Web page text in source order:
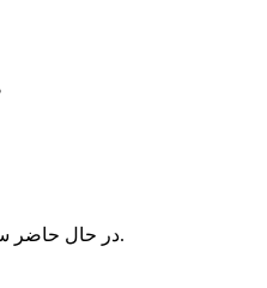
در حال حاضر سبد خرید شما خالی می‌باشد.